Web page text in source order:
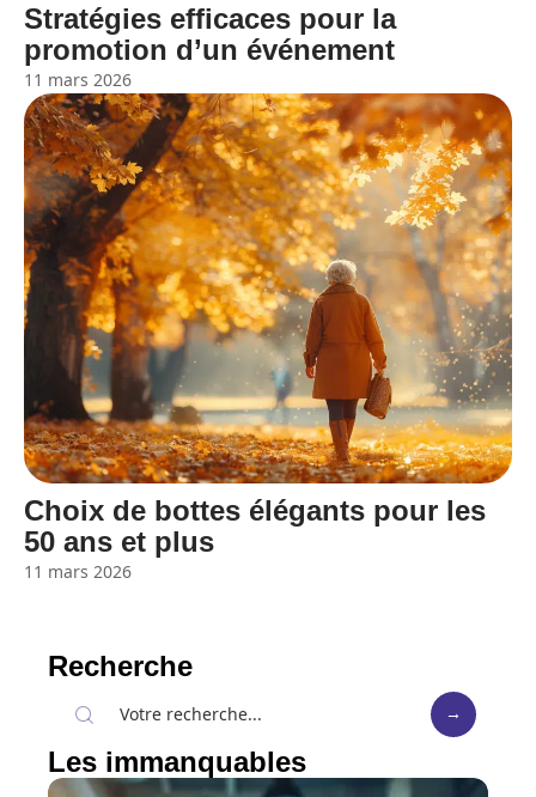
Stratégies efficaces pour la
promotion d’un événement
11 mars 2026
Choix de bottes élégants pour les
50 ans et plus
11 mars 2026
Recherche
Les immanquables